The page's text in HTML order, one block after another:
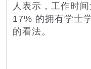
人表示，工作时
17% 的拥有学士
的看法。